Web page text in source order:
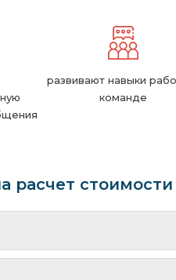
развивают навыки
команде
расчет